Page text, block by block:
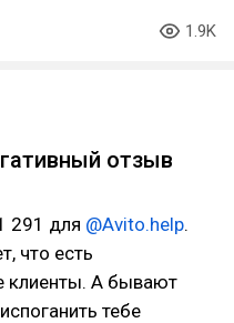
1.9K
отзыв
291 для @Avito.help.
что есть
клиенты. А бывают
тебе